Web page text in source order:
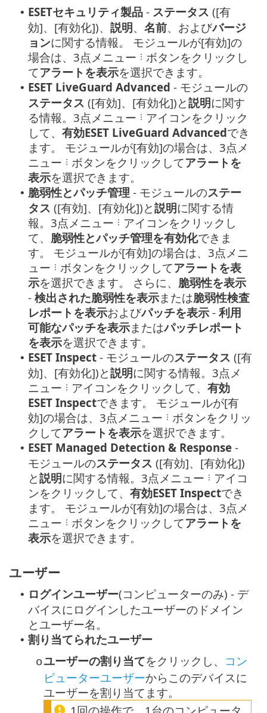
• ESETセキュリティ製品 - ステータス ([有
効]、[有効化])、 説明、 名前、およびバージ
ョンに関する情報。 モジュールが[有効]の
場合は、3点メニュー
ボタンをクリックし
てアラートを表示を選択できます。
• ESET LiveGuard Advanced - モジュールの
ステータス ([有効]、[有効化])と説明に関す
る情報。3点メニュー
アイコンをクリック
して、 有効ESET LiveGuard Advancedでき
ます。 モジュールが[有効]の場合は、3点メ
ニュー
ボタンをクリックしてアラートを
表示を選択できます。
• 脆弱性とパッチ管理 - モジュールのステー
タス ([有効]、[有効化])と説明に関する情
報。3点メニュー
アイコンをクリックし
て、 脆弱性とパッチ管理を有効化できま
す。 モジュールが[有効]の場合は、3点メニ
ュー
ボタンをクリックしてアラートを表
示を選択できます。 さらに、 脆弱性を表示
- 検出された脆弱性を表示または脆弱性検査
レポートを表示およびパッチを表示 - 利用
可能なパッチを表示またはパッチレポート
を表示を選択できます。
• ESET Inspect - モジュールのステータス ([有
効]、[有効化])と説明に関する情報。3点メ
ニュー
アイコンをクリックして、 有効
ESET Inspectできます。 モジュールが[有
効]の場合は、3点メニュー
ボタンをクリッ
クしてアラートを表示を選択できます。
• ESET Managed Detection & Response -
モジュールのステータス ([有効]、[有効化])
と説明に関する情報。3点メニュー
アイコ
ンをクリックして、 有効ESET Inspectでき
ます。 モジュールが[有効]の場合は、3点メ
ニュー
ボタンをクリックしてアラートを
表示を選択できます。
ユーザー
• ログインユーザー(コンピューターのみ) - デ
バイスにログインしたユーザーのドメイン
とユーザー名。
• 割り当てられたユーザー
oユーザーの割り当てをクリックし、
コン
ピューターユーザーからこのデバイスに
ユーザーを割り当てます。